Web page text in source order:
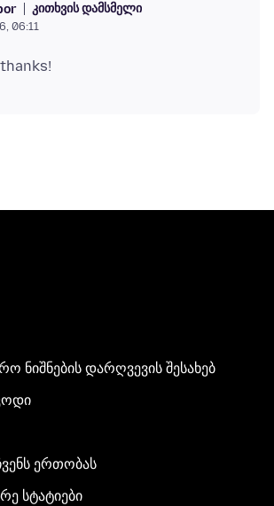
კითხვის დამსმელი
06:11
ნიშნების დარღვევის შესახებ
ერთობას
სტატიები